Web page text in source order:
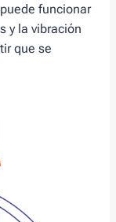
funcionar
y la vibración
que se